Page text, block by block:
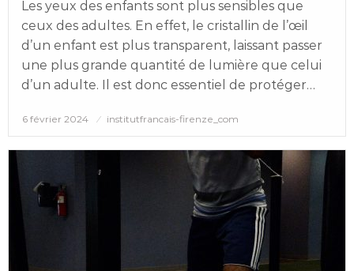
Les yeux des enfants sont plus sensibles que
ceux des adultes. En effet, le cristallin de l’œil
d’un enfant est plus transparent, laissant passer
une plus grande quantité de lumière que celui
d’un adulte. Il est donc essentiel de protéger…
Posted
6 février 2024 institutfrancais-firenze_com